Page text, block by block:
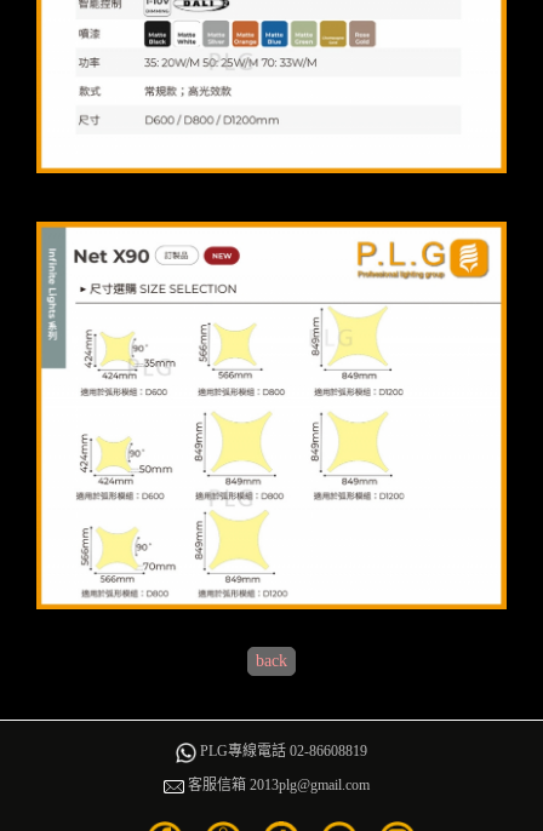
back
PLG專線電話 02-86608819
客服信箱 2013plg@gmail.com